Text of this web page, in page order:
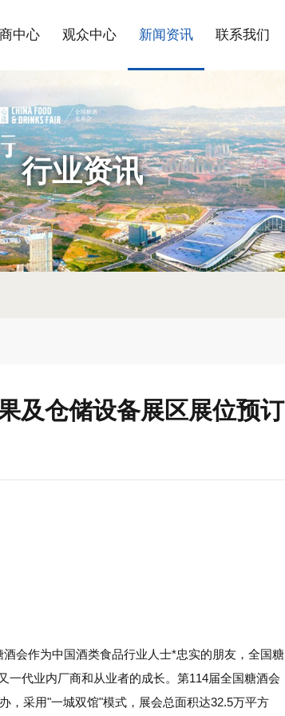
中心 观众中心 新闻资讯 联系我们
行业资讯
及仓储设备展区展位预订
会作为中国酒类食品行业人士*忠实的朋友，全国糖
代业内厂商和从业者的成长。‌第114届全国糖酒会‌
，采用"一城双馆"模式，展会总面积达‌32.5万平方